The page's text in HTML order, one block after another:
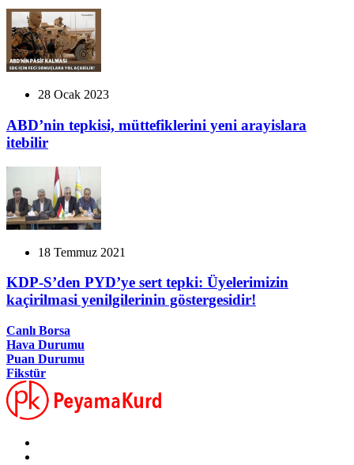
28 Ocak 2023
ABD’nin tepkisi, müttefiklerini yeni arayislara
itebilir
18 Temmuz 2021
KDP-S’den PYD’ye sert tepki: Üyelerimizin
kaçirilmasi yenilgilerinin göstergesidir!
Canlı Borsa
Hava Durumu
Puan Durumu
Fikstür